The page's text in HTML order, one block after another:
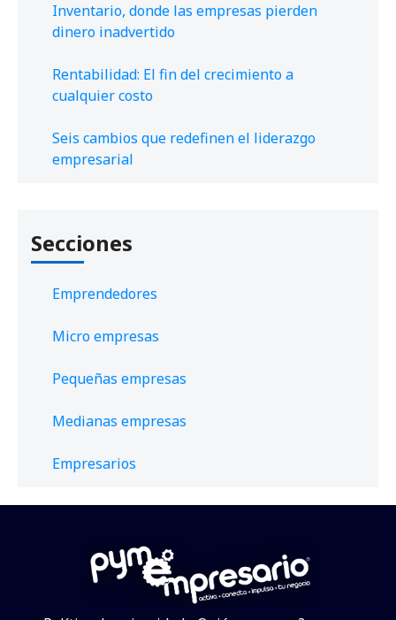
Inventario, donde las empresas pierden
dinero inadvertido
Rentabilidad: El fin del crecimiento a
cualquier costo
Seis cambios que redefinen el liderazgo
empresarial
Secciones
Emprendedores
Micro empresas
Pequeñas empresas
Medianas empresas
Empresarios